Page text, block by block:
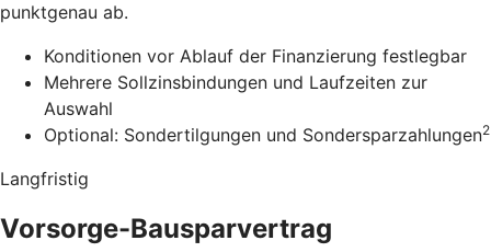
punktgenau ab.
Konditionen vor Ablauf der Finanzierung festlegbar
Mehrere Sollzinsbindungen und Laufzeiten zur
Auswahl
Optional: Sondertilgungen und Sondersparzahlungen2
Langfristig
Vorsorge-Bausparvertrag